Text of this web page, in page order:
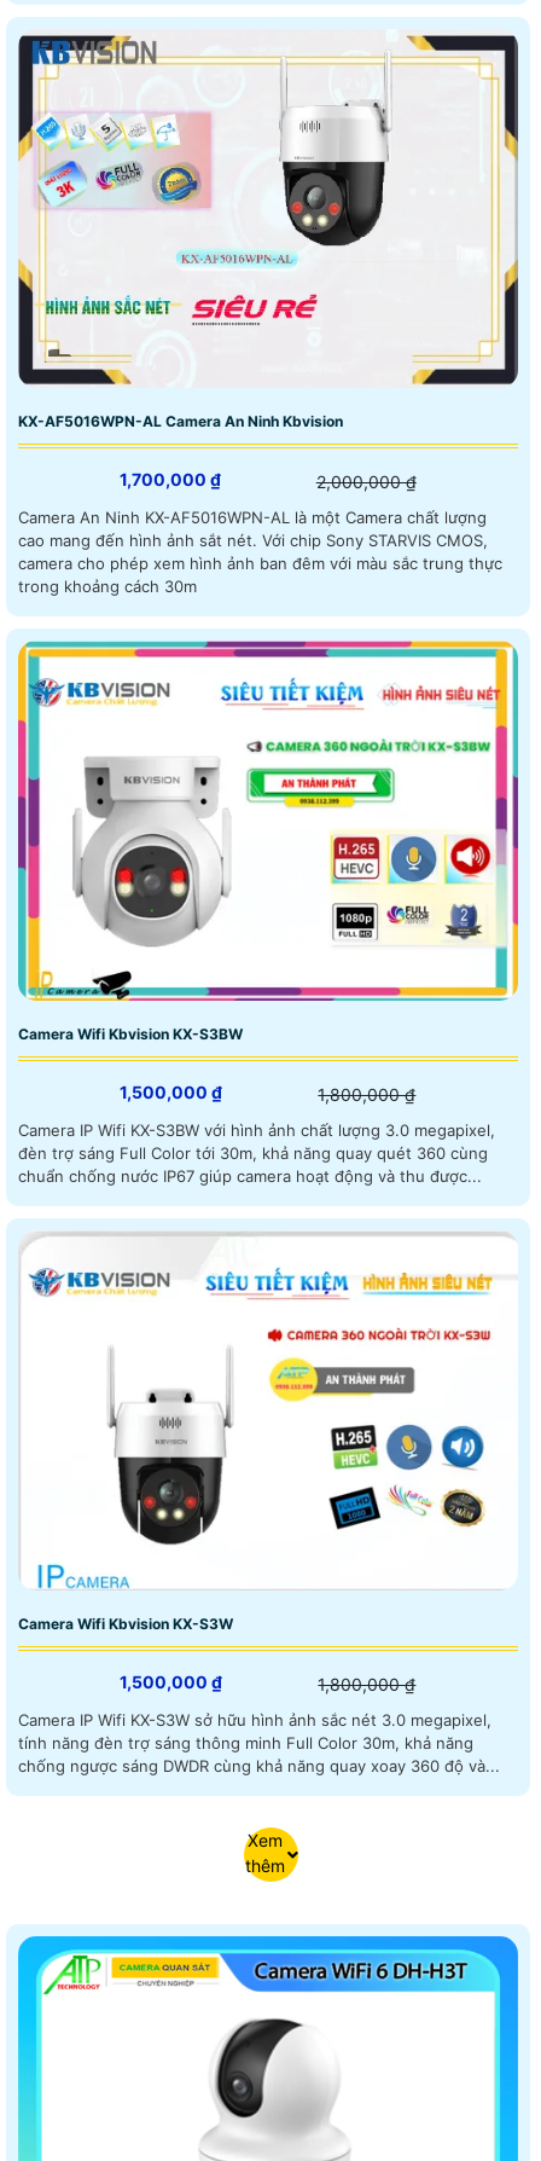
KX-AF5016WPN-AL Camera An Ninh Kbvision
1,700,000 ₫ 2,000,000 ₫
Camera An Ninh KX-AF5016WPN-AL là một Camera chất lượng
cao mang đến hình ảnh sắt nét. Với chip Sony STARVIS CMOS,
camera cho phép xem hình ảnh ban đêm với màu sắc trung thực
trong khoảng cách 30m
Camera Wifi Kbvision KX-S3BW
1,500,000 ₫ 1,800,000 ₫
Camera IP Wifi KX-S3BW với hình ảnh chất lượng 3.0 megapixel,
đèn trợ sáng Full Color tới 30m, khả năng quay quét 360 cùng
chuẩn chống nước IP67 giúp camera hoạt động và thu được...
Camera Wifi Kbvision KX-S3W
1,500,000 ₫ 1,800,000 ₫
Camera IP Wifi KX-S3W sở hữu hình ảnh sắc nét 3.0 megapixel,
tính năng đèn trợ sáng thông minh Full Color 30m, khả năng
chống ngược sáng DWDR cùng khả năng quay xoay 360 độ và...
Xem
thêm